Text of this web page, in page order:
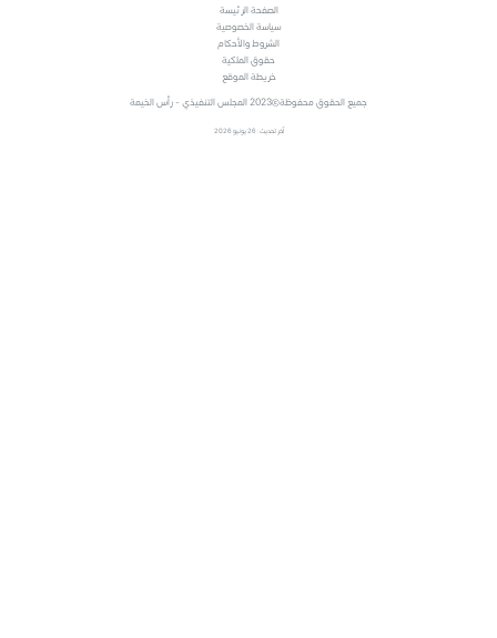
الصفحة الرئيسة
سياسة الخصوصية
الشروط والأحكام
حقوق الملكية
خريطة الموقع
جميع الحقوق محفوظة 2023 المجلس التنفيذي - رأس الخيمة
آخر تحديث: 26 يونيو 2026